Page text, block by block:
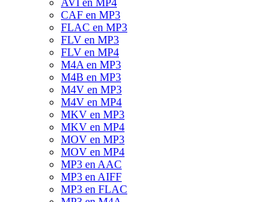
AVI en MP4
CAF en MP3
FLAC en MP3
FLV en MP3
FLV en MP4
M4A en MP3
M4B en MP3
M4V en MP3
M4V en MP4
MKV en MP3
MKV en MP4
MOV en MP3
MOV en MP4
MP3 en AAC
MP3 en AIFF
MP3 en FLAC